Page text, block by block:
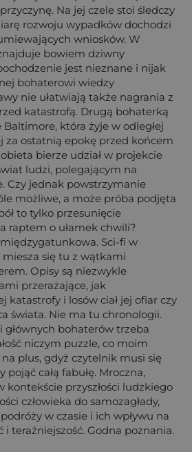
Na jej czele stoi śledczy
rozwoju wypadków dochodzi
wniosków. W
bowiem dziwny
jest nieznane i nijak
bohaterowi wiedzy
nie ułatwiają także nagrania z
katastrofą. Drugą bohaterką
która żyje w odległej
za ostatnią epokę przed końcem
bierze udział w projekcie
ludzi, polegającym na
Czy jednak powstrzymanie
możliwe, a może próba podjęta
to tylko przesunięcie
raptem o ułamek chwili?
Sci-fi w
się tu z wątkami
Opisy są niezwykle
przerażające, jak
katastrofy i losów ciał jej ofiar czy
świata. Nie ma tu chronologii.
bohaterów trzeba
niczym puzzle, co moim
plus, gdyż czytelnik musi się
całą fabułę. Mroczna,
kontekście przyszłości ludzkiego
człowieka do samozagłady,
w czasie i ich wpływu na
i teraźniejszość. Godna poznania.